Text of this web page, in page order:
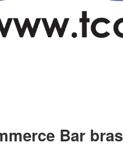
Bar